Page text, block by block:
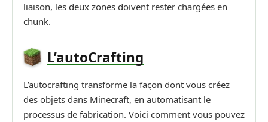
liaison, les deux zones doivent rester chargées en
chunk.
L’autoCrafting
L’autocrafting transforme la façon dont vous créez
des objets dans Minecraft, en automatisant le
processus de fabrication. Voici comment vous pouvez